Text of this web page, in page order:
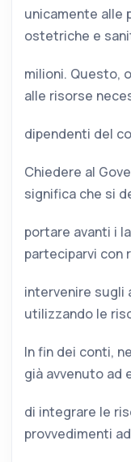
unicamente alle
ostetriche e
milioni. Questo,
alle risorse
dipendenti del
Chiedere al
significa che si
portare avanti i
parteciparvi con
intervenire sugli
utilizzando le
In fin dei conti,
già avvenuto ad
di integrare le
provvedimenti